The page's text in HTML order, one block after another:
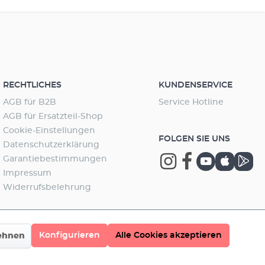
RECHTLICHES
AGB für B2B
AGB für Ersatzteil-Shop
Cookie-Einstellungen
Datenschutzerklärung
Garantiebestimmungen
Impressum
Widerrufsbelehrung
KUNDENSERVICE
Service Hotline
FOLGEN SIE UNS
Konfigurieren Alle Cookies akzeptieren